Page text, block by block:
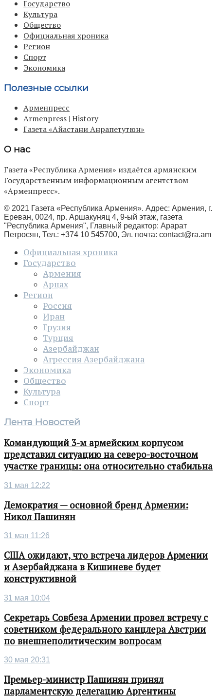
Государство
Культура
Общество
Официальная хроника
Регион
Спорт
Экономика
Полезные ссылки
Арменпресс
Armenpress | History
Газета «Айастани Анрапетутюн»
О нас
Газета «Республика Армения» издаётся армянским
Государственным информационным агентством
«Арменпресс».
© 2021 Газета «Республика Армения». Адрес: Армения, г.
Ереван, 0024, пр. Аршакуняц 4, 9-ый этаж, газета
"Республика Армения", Главный редактор: Арарат
Петросян, Тел.: +374 10 545700, Эл. почта: contact@ra.am
Официальная хроника
Государство
Армения
Арцах
Регион
Россия
Иран
Грузия
Турция
Азербайджан
Агрессия Азербайджана
Экономика
Общество
Культура
Спорт
Лента Новостей
Командующий 3-м армейским корпусом
представил ситуацию на северо-восточном
участке границы: она относительно стабильна
31 мая 12:22
Демократия — основной бренд Армении:
Никол Пашинян
31 мая 11:26
США ожидают, что встреча лидеров Армении
и Азербайджана в Кишиневе будет
конструктивной
31 мая 10:04
Секретарь Совбеза Армении провел встречу с
советником федерального канцлера Австрии
по внешнеполитическим вопросам
30 мая 20:31
Премьер-министр Пашинян принял
парламентскую делегацию Аргентины